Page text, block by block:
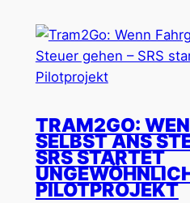
TRAM2GO:
SELBST ANS
SRS STARTET
PILOTPROJEKT